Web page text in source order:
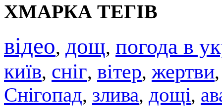
ХМАРКА ТЕГІВ
відео, дощ, погода в
київ, сніг, вітер, жертви
Снігопад, злива, дощі,